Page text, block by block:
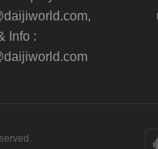
Info :